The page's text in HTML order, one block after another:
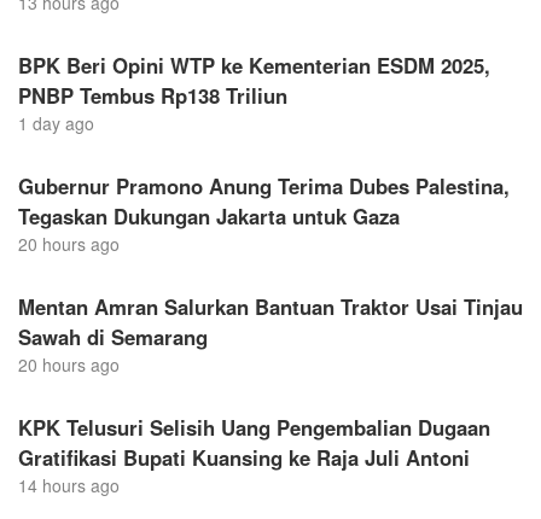
BPK Beri Opini WTP ke Kementerian ESDM 2025,
PNBP Tembus Rp138 Triliun
1 day ago
Gubernur Pramono Anung Terima Dubes Palestina,
Tegaskan Dukungan Jakarta untuk Gaza
20 hours ago
Mentan Amran Salurkan Bantuan Traktor Usai Tinjau
Sawah di Semarang
20 hours ago
KPK Telusuri Selisih Uang Pengembalian Dugaan
Gratifikasi Bupati Kuansing ke Raja Juli Antoni
14 hours ago